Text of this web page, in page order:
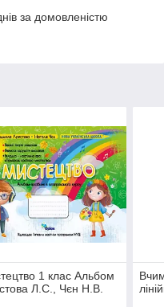
за домовленістю
1 клас Альбом
Л.С., Чєн Н.В.